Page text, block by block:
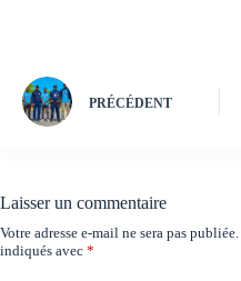
PRÉCÉDENT
Laisser un commentaire
Votre adresse e-mail ne sera pas publiée.
indiqués avec *